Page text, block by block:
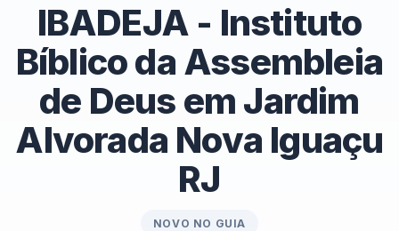
IBADEJA - Instituto
Bíblico da Assembleia
de Deus em Jardim
Alvorada Nova Iguaçu
RJ
NOVO NO GUIA